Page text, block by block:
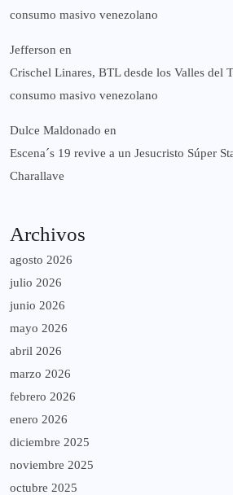
consumo masivo venezolano
Jefferson en
Crischel Linares, BTL desde los Valles del
consumo masivo venezolano
Dulce Maldonado en
Escena´s 19 revive a un Jesucristo Súper
Charallave
Archivos
agosto 2026
julio 2026
junio 2026
mayo 2026
abril 2026
marzo 2026
febrero 2026
enero 2026
diciembre 2025
noviembre 2025
octubre 2025